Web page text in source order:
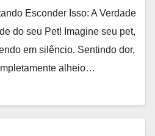
Esconder Isso: A Verdade
do seu Pet! Imagine seu pet,
em silêncio. Sentindo dor,
alheio…